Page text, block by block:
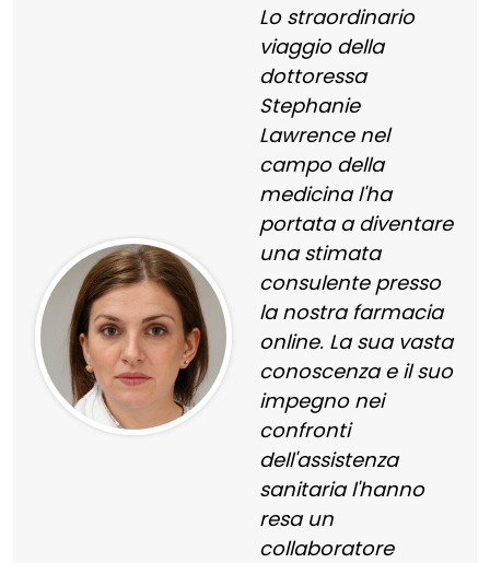
Lo straordinario
viaggio della
dottoressa
Stephanie
Lawrence nel
campo della
medicina l'ha
portata a diventare
una stimata
consulente presso
la nostra farmacia
online. La sua vasta
conoscenza e il suo
impegno nei
confronti
dell'assistenza
sanitaria l'hanno
resa un
collaboratore